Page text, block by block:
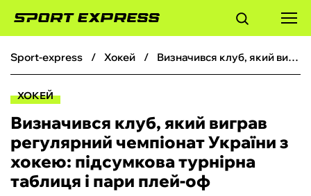
ФУТБОЛ
БОКС
ХОКЕЙ
sport-express хокей Визначився клуб, який виграв регулярний чемпіонат України з хокею: підсумкова турнірна таблиця і пари плей-оф
ХОКЕЙ
Визначився клуб, який виграв
регулярний чемпіонат України з
хокею: підсумкова турнірна
таблиця і пари плей-оф